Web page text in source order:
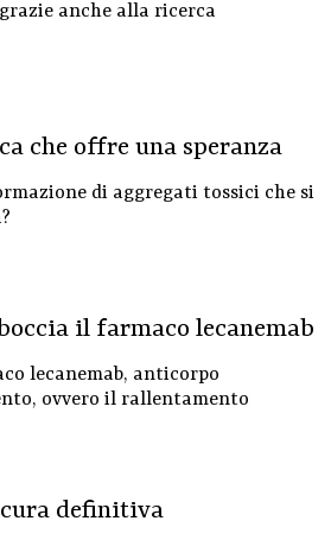
anche alla ricerca
che offre una speranza
di aggregati tossici che si
il farmaco lecanemab
lecanemab, anticorpo
ovvero il rallentamento
definitiva